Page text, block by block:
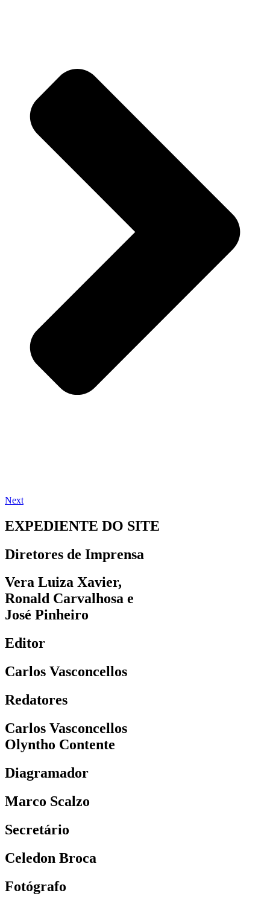
Next
EXPEDIENTE DO SITE
Diretores de Imprensa
Vera Luiza Xavier,
Ronald Carvalhosa e
José Pinheiro
Editor
Carlos Vasconcellos
Redatores
Carlos Vasconcellos
Olyntho Contente
Diagramador
Marco Scalzo
Secretário
Celedon Broca
Fotógrafo